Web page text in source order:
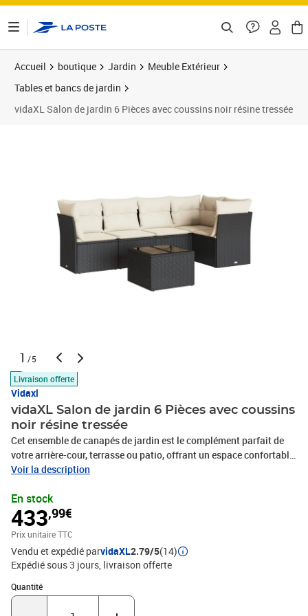
Accueil boutique Jardin
Meuble Extérieur
Tables et bancs de jardin
vidaXL Salon de jardin 6 Pièces avec coussins noir résine tressée
1 /5
Livraison offerte
Vidaxl
vidaXL Salon de jardin 6 Pièces avec coussins
noir résine tressée
Cet ensemble de canapés de jardin est le complément parfait de
votre arrière-cour, terrasse ou patio, offrant un espace confortable
et accueillant pour discuter avec la famille et les amis ou
la résine tressée, également connue sous le nom de poly rotin, est
un matériau synthétique solide et nécessitant peu d'entretien qui
ressemble au rotin naturel. Il est léger, facile à nettoyer et
couramment utilisé pour les meubles d'extérieur en raison de sa
durabilité et de ses propriétés de résistance aux
intempéries.Expérience d'assise confortable : cet ensemble de
meubles d'extérieur, doté de coussins épais, offre une expérience
d'assise confortable.Housse amovible et lavable : ces coussins de
Voir la description
En stock
433,99€
Prix unitaire TTC
Vendu et expédié parvidaXL2.79/5(14)
Expédié sous 3 jours livraison offerte
Quantité
Quantité : 1